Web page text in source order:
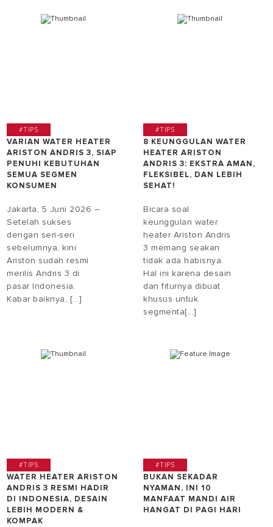
#TIPS
VARIAN WATER HEATER
ARISTON ANDRIS 3, SIAP
PENUHI KEBUTUHAN
SEMUA SEGMEN
KONSUMEN
Jakarta, 5 Juni 2026 –
Setelah sukses
dengan seri-seri
sebelumnya, kini
Ariston sudah resmi
merilis Andris 3 di
pasar Indonesia.
Kabar baiknya, [...]
#TIPS
8 KEUNGGULAN WATER
HEATER ARISTON
ANDRIS 3: EKSTRA AMAN,
FLEKSIBEL, DAN LEBIH
SEHAT!
Bicara soal
keunggulan water
heater Ariston Andris
3 memang seakan
tidak ada habisnya.
Hal ini karena desain
dan fiturnya dibuat
khusus untuk
segmenta[...]
#TIPS
WATER HEATER ARISTON
ANDRIS 3 RESMI HADIR
DI INDONESIA, DESAIN
LEBIH MODERN &
KOMPAK
#TIPS
BUKAN SEKADAR
NYAMAN, INI 10
MANFAAT MANDI AIR
HANGAT DI PAGI HARI